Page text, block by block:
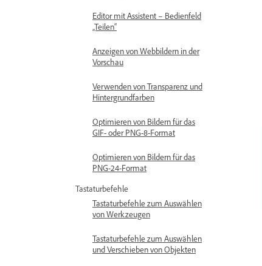
Editor mit Assistent – Bedienfeld
„Teilen“
Anzeigen von Webbildern in der
Vorschau
Verwenden von Transparenz und
Hintergrundfarben
Optimieren von Bildern für das
GIF- oder PNG-8-Format
Optimieren von Bildern für das
PNG-24-Format
Tastaturbefehle
Tastaturbefehle zum Auswählen
von Werkzeugen
Tastaturbefehle zum Auswählen
und Verschieben von Objekten